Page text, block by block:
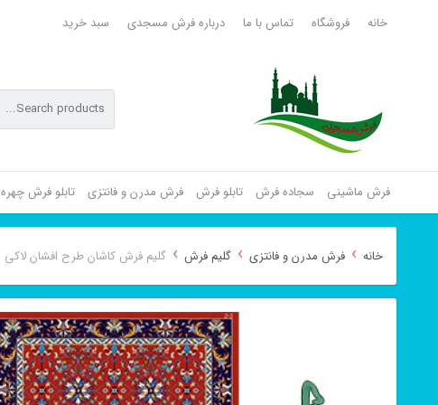
خانه فروشگاه تماس با ما درباره فرش مسجدی سبد خرید
فرش ماشینی سجاده فرش تابلو فرش فرش مدرن و فانتزی تابلو فرش چهره
خانه › فرش مدرن و فانتزی › گلیم فرش › گلیم فرش کاشان طرح افشان لاکی